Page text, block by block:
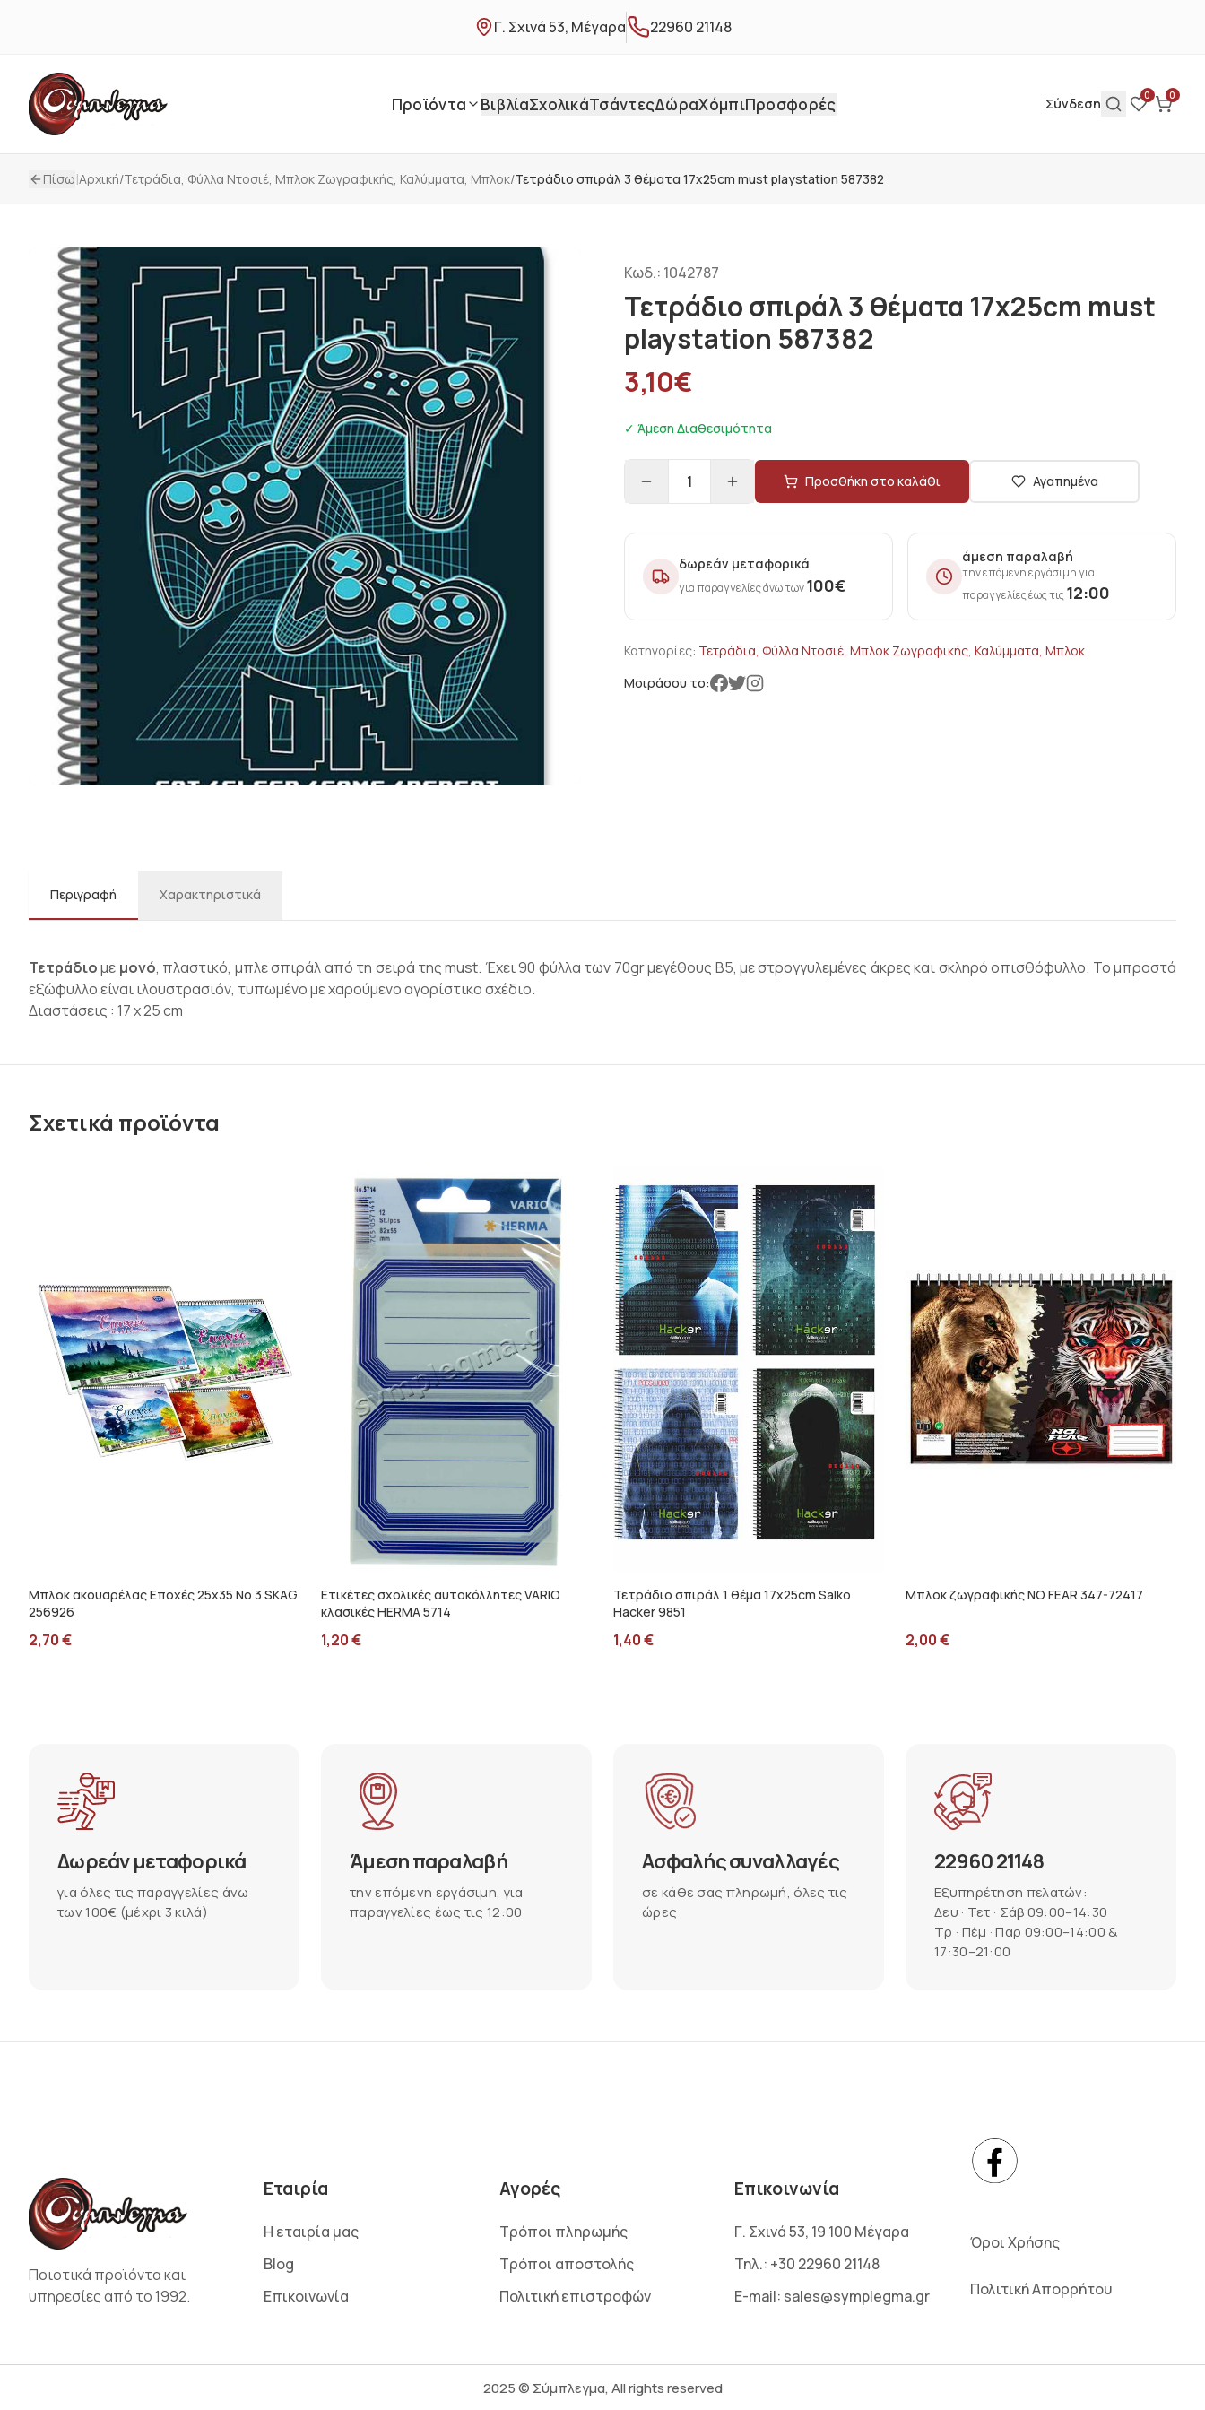
Γ. Σχινά 53, Μέγαρα 22960 21148
Προϊόντα ΒιβλίαΣχολικάΤσάντεςΔώραΧόμπιΠροσφορές Σύνδεση
0 0
Πίσω|Αρχική/Τετράδια, Φύλλα Ντοσιέ, Μπλοκ Ζωγραφικής, Καλύμματα, Μπλοκ/Τετράδιο σπιράλ 3 θέματα 17x25cm must playstation 587382
Κωδ.: 1042787
Τετράδιο σπιράλ 3 θέματα 17x25cm must
playstation 587382
3,10€
✓ Άμεση Διαθεσιμότητα
1 Προσθήκη στο καλάθι Αγαπημένα
δωρεάν μεταφορικά
για παραγγελίες άνω των100€
άμεση παραλαβή
την επόμενη εργάσιμη για
παραγγελίες έως τις12:00
Κατηγορίες: Τετράδια, Φύλλα Ντοσιέ, Μπλοκ Ζωγραφικής, Καλύμματα, Μπλοκ
Μοιράσου το:
Περιγραφή Χαρακτηριστικά
Τετράδιομε μονό, πλαστικό, μπλε σπιράλ από τη σειρά της must. Έχει 90 φύλλα των 70gr μεγέθους B5, με στρογγυλεμένες άκρες και σκληρό οπισθόφυλλο. Το μπροστά
εξώφυλλο είναι ιλουστρασιόν, τυπωμένο με χαρούμενο αγορίστικο σχέδιο.
Διαστάσεις : 17 x 25 cm
Σχετικά προϊόντα
Μπλοκ ακουαρέλας Εποχές 25x35 Νο 3 SKAG
256926
2,70€
Ετικέτες σχολικές αυτοκόλλητες VARIO
κλασικές HERMA 5714
1,20€
Τετράδιο σπιράλ 1 θέμα 17x25cm Salko
Hacker 9851
1,40€
Μπλοκ ζωγραφικής NO FEAR 347-72417
2,00€
Δωρεάν μεταφορικά
για όλες τις παραγγελίες άνω
των 100€ (μέχρι 3 κιλά)
Άμεση παραλαβή
την επόμενη εργάσιμη, για
παραγγελίες έως τις 12:00
Ασφαλής συναλλαγές
σε κάθε σας πληρωμή, όλες τις
ώρες
22960 21148
Εξυπηρέτηση πελατών:
Δευ · Τετ · Σάβ 09:00–14:30
Τρ · Πέμ · Παρ 09:00–14:00 &
17:30–21:00
Ποιοτικά προϊόντα και
υπηρεσίες από το 1992.
Εταιρία
Η εταιρία μας
Blog
Επικοινωνία
Αγορές
Τρόποι πληρωμής
Τρόποι αποστολής
Πολιτική επιστροφών
Επικοινωνία
Γ. Σχινά 53, 19 100 Μέγαρα
Τηλ.: +30 22960 21148
E-mail: sales@symplegma.gr
Όροι Χρήσης
Πολιτική Απορρήτου
2025 © Σύμπλεγμα, All rights reserved